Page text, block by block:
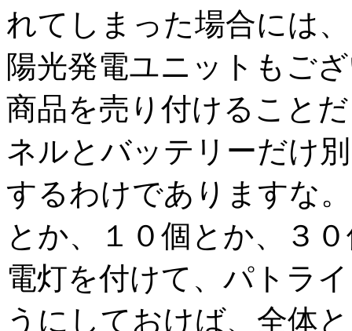
れてしまった場合には
陽光発電ユニットもご
商品を売り付けること
ネルとバッテリーだけ
するわけでありますな
とか、１０個とか、３
電灯を付けて、パトラ
うにしておけば、全体